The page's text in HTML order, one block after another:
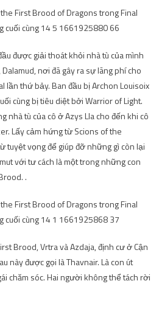
được giải thoát khỏi nhà tù của mình
nơi đã gây ra sự lãng phí cho
lần thứ bảy. Ban đầu bị Archon Louisoix
cùng bị tiêu diệt bởi Warrior of Light.
nhà tù của cô ở Azys Lla cho đến khi cô
Lấy cảm hứng từ Scions of the
tuyệt vọng để giúp đỡ những gì còn lại
với tư cách là một trong những con
.
Brood, Vrtra và Azdaja, định cư ở Cận
này được gọi là Thavnair. Là con út
chăm sóc. Hai người không thể tách rời